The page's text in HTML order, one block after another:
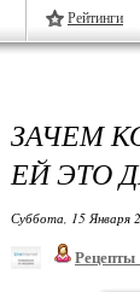
Рейтинги
ЗАЧЕМ
ЕЙ ЭТО
Суббота, 15 Января